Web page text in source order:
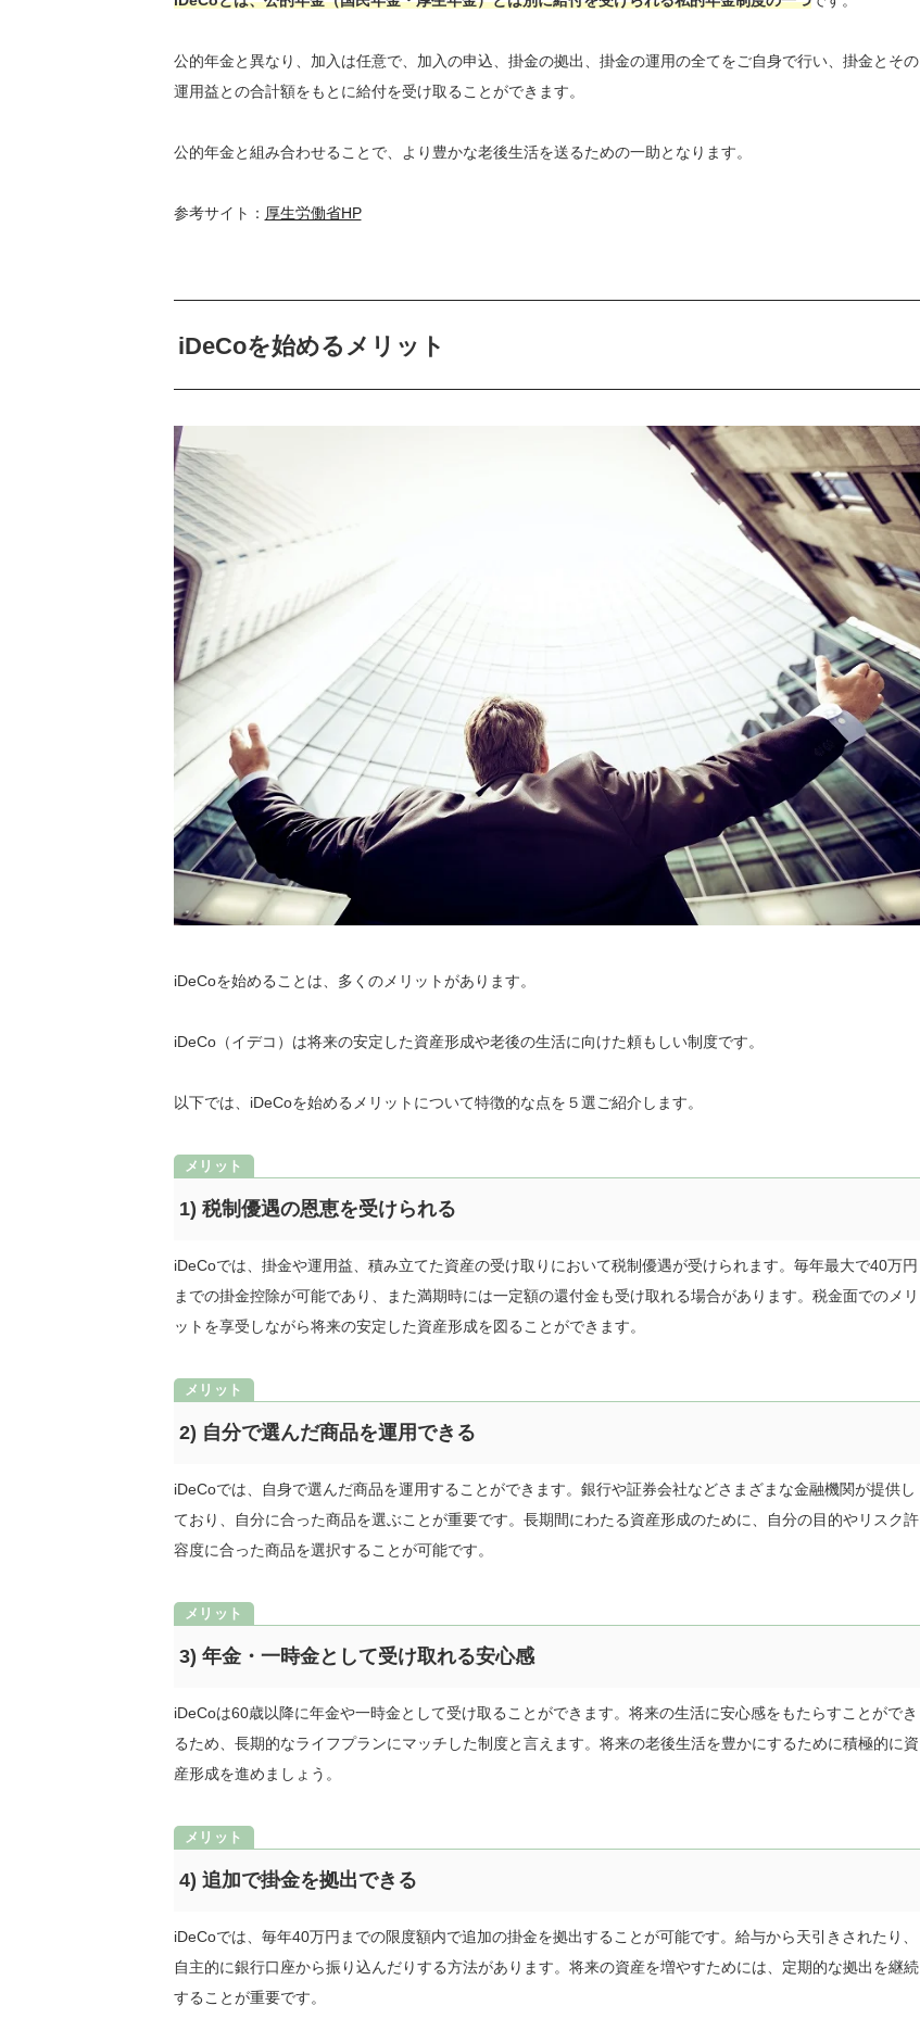
公的年金と異なり、加入は任意で、加入の申込、掛金の拠出、掛金の運用の全てをご自身で行い、掛金とその
運用益との合計額をもとに給付を受け取ることができます。
公的年金と組み合わせることで、より豊かな老後生活を送るための一助となります。
参考サイト： 厚生労働省HP
iDeCoを始めるメリット
iDeCoを始めることは、多くのメリットがあります。
iDeCo（イデコ）は将来の安定した資産形成や老後の生活に向けた頼もしい制度です。
以下では、iDeCoを始めるメリットについて特徴的な点を５選ご紹介します。
1) 税制優遇の恩恵を受けられる
iDeCoでは、掛金や運用益、積み立てた資産の受け取りにおいて税制優遇が受けられます。毎年最大で40万円
までの掛金控除が可能であり、また満期時には一定額の還付金も受け取れる場合があります。税金面でのメリ
ットを享受しながら将来の安定した資産形成を図ることができます。
2) 自分で選んだ商品を運用できる
iDeCoでは、自身で選んだ商品を運用することができます。銀行や証券会社などさまざまな金融機関が提供し
ており、自分に合った商品を選ぶことが重要です。長期間にわたる資産形成のために、自分の目的やリスク許
容度に合った商品を選択することが可能です。
3) 年金・一時金として受け取れる安心感
iDeCoは60歳以降に年金や一時金として受け取ることができます。将来の生活に安心感をもたらすことができ
るため、長期的なライフプランにマッチした制度と言えます。将来の老後生活を豊かにするために積極的に資
産形成を進めましょう。
4) 追加で掛金を拠出できる
iDeCoでは、毎年40万円までの限度額内で追加の掛金を拠出することが可能です。給与から天引きされたり、
自主的に銀行口座から振り込んだりする方法があります。将来の資産を増やすためには、定期的な拠出を継続
することが重要です。